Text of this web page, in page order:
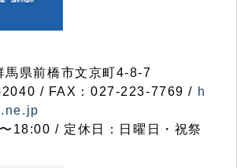
県前橋市文京町4-8-7
/ FAX：027-223-7769 / h
18:00 / 定休日：日曜日・祝祭